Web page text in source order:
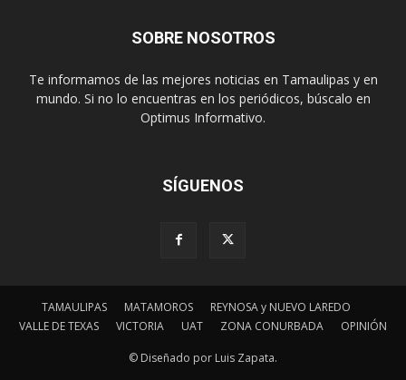
SOBRE NOSOTROS
Te informamos de las mejores noticias en Tamaulipas y en
mundo. Si no lo encuentras en los periódicos, búscalo en
Optimus Informativo.
SÍGUENOS
TAMAULIPAS MATAMOROS
REYNOSA y NUEVO LAREDO
VALLE DE TEXAS
VICTORIA UAT ZONA CONURBADA OPINIÓN
© Diseñado por Luis Zapata.